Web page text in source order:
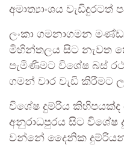
අමා­ත්‍යාං­ශය වැඩිදුරටත්
ලංකා ගම­නා­ග­මන
මිහි­න්ත­ලය සිට නැවත
පැමි­ණී­මට විශේෂ බස්
ගමන් වාර වැඩි කිරී­මට
විශේෂ දුම්රි­ය
අනු­රා­ධ­පු­රය සිට විශේෂ
වන්නේ දෛනික